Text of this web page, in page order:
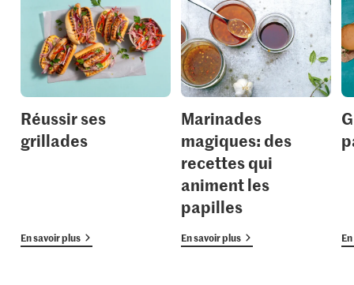
Réussir ses
grillades
En savoir plus
Marinades
magiques: des
recettes qui
animent les
papilles
En savoir plus